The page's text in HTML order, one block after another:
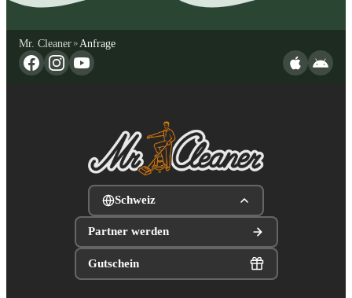
Mr. Cleaner» Anfrage
Schweiz
Partner werden
Gutschein